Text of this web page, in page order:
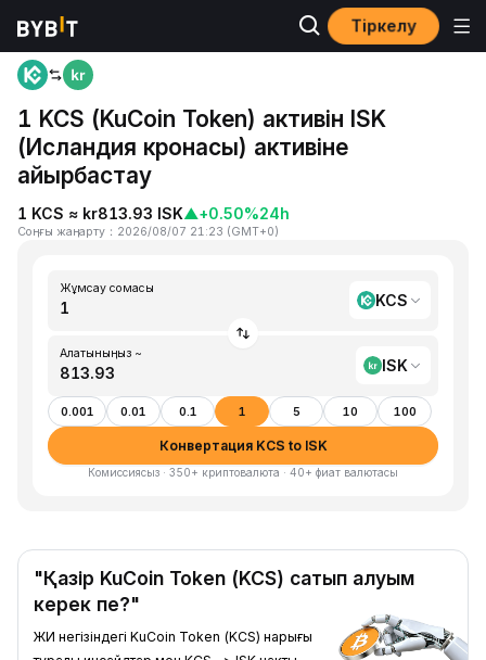
Тіркелу
Басты бет
1 KCS (KuCoin Token) активін ISK
(Исландия кронасы) активіне
айырбастау
1 KCS ≈ kr813.93 ISK▲+0.50%24h
Соңғы жаңарту ： 2026/08/07 21:23 (GMT+0)
Жұмсау сомасы
KCS
Алатыныңыз ~
ISK
0.001 0.01 0.1 1 5 10 100
Конвертация KCS to ISK
Комиссиясыз · 350+ криптовалюта · 40+ фиат валютасы
"Қазір KuCoin Token (KCS) сатып алуым
керек пе?"
ЖИ негізіндегі KuCoin Token (KCS) нарығы